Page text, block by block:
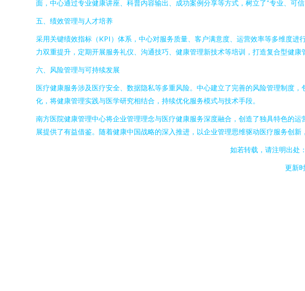
面，中心通过专业健康讲座、科普内容输出、成功案例分享等方式，树立了“专业、可
五、绩效管理与人才培养
采用关键绩效指标（KPI）体系，中心对服务质量、客户满意度、运营效率等多维度
力双重提升，定期开展服务礼仪、沟通技巧、健康管理新技术等培训，打造复合型健康
六、风险管理与可持续发展
医疗健康服务涉及医疗安全、数据隐私等多重风险。中心建立了完善的风险管理制度
化，将健康管理实践与医学研究相结合，持续优化服务模式与技术手段。
南方医院健康管理中心将企业管理理念与医疗健康服务深度融合，创造了独具特色的
展提供了有益借鉴。随着健康中国战略的深入推进，以企业管理思维驱动医疗服务创新
如若转载，请注明出处
更新